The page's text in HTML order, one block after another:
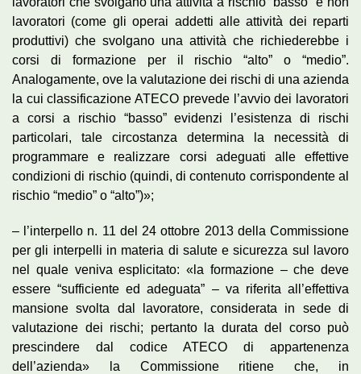
lavoratori (come gli operai addetti alle attività dei reparti
produttivi) che svolgano una attività che richiederebbe i
corsi di formazione per il rischio “alto” o “medio”.
Analogamente, ove la valutazione dei rischi di una azienda
la cui classificazione ATECO prevede l’avvio dei lavoratori
a corsi a rischio “basso” evidenzi l’esistenza di rischi
particolari, tale circostanza determina la necessità di
programmare e realizzare corsi adeguati alle effettive
condizioni di rischio (quindi, di contenuto corrispondente al
rischio “medio” o “alto”)»;
– l’interpello n. 11 del 24 ottobre 2013 della Commissione
per gli interpelli in materia di salute e sicurezza sul lavoro
nel quale veniva esplicitato: «la formazione – che deve
essere “sufficiente ed adeguata” – va riferita all’effettiva
mansione svolta dal lavoratore, considerata in sede di
valutazione dei rischi; pertanto la durata del corso può
prescindere dal codice ATECO di appartenenza
dell’azienda» la Commissione ritiene che, in